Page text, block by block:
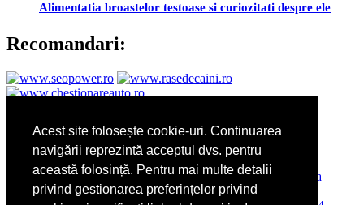
Acest site folosește cookie-uri. Continuarea
navigării reprezintă acceptul dvs. pentru
această folosință. Pentru mai multe detalii
privind gestionarea preferințelor privind
Alimentatia broastelor testoase si curiozitati despre ele
Recomandari:
Sarcina pe luni: